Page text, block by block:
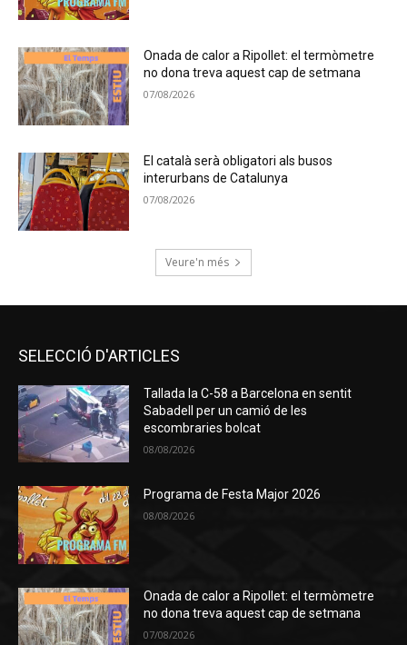
Onada de calor a Ripollet: el termòmetre
no dona treva aquest cap de setmana
07/08/2026
El català serà obligatori als busos
interurbans de Catalunya
07/08/2026
Veure'n més
SELECCIÓ D'ARTICLES
Tallada la C-58 a Barcelona en sentit
Sabadell per un camió de les
escombraries bolcat
08/08/2026
Programa de Festa Major 2026
08/08/2026
Onada de calor a Ripollet: el termòmetre
no dona treva aquest cap de setmana
07/08/2026